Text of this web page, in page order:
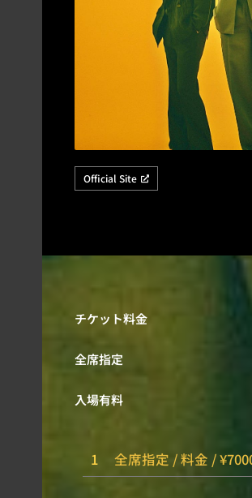
Official Site
チケット料金
全席指定
入場有料
1 全席指定 / 料金 /